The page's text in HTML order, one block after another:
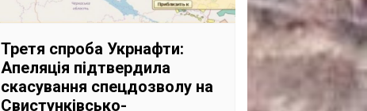
САНКЦІЙНІ НАДРА
БЛОГИ
TECHNO
CRITICAL MINERALS
Третя спроба Укрнафти:
Апеляція підтвердила
скасування спецдозволу на
Свистунківсько-